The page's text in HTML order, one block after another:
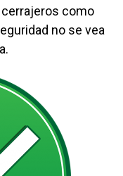
como
no se vea